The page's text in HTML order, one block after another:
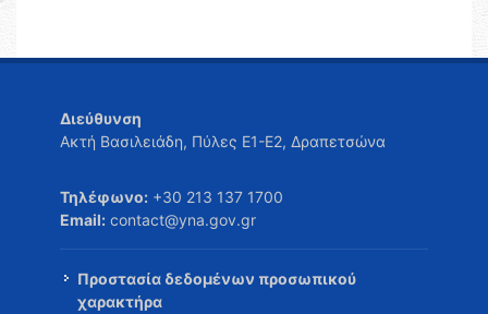
Διεύθυνση
Ακτή Βασιλειάδη, Πύλες Ε1-Ε2, Δραπετσώνα
Τηλέφωνο: +30 213 137 1700
Email: contact@yna.gov.gr
Προστασία δεδομένων προσωπικού
χαρακτήρα